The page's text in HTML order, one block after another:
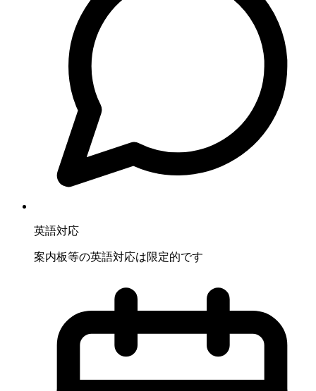
英語対応
案内板等の英語対応は限定的です